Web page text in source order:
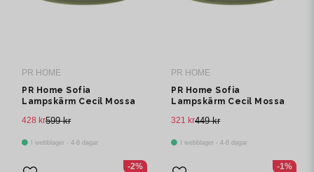
PR HOME
PR Home Sofia
Lampskärm Cecil Mossa
599 kr
428 kr
I webblager - 4-8 dagar
PR HOME
PR Home Sofia
Lampskärm Cecil Mossa
449 kr
321 kr
I webblager - 4-8 dagar
-2% -1%